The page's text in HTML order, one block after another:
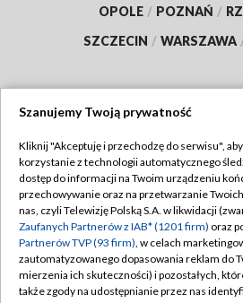
OPOLE / POZNAŃ /
SZCZECIN / WARSZAWA
TVP
Abonament TVP
Emisja w TVP
Centrum informacji TVP
Naziemna Telewizja Cyfrowa
Regulamin
Polityka
Moje zgody
Pomoc
Szanujemy Twoją prywatność
Kliknij "Akceptuję i przechodzę do serwisu",
korzystanie z technologii automatycznego
dostęp do informacji na Twoim urządzeniu
przechowywanie oraz na przetwarzanie
nas, czyli Telewizję Polską S.A. w likwidacji
Zaufanych Partnerów z IAB* (1201 firm) oraz
Partnerów TVP (93 firm), w celach
zautomatyzowanego dopasowania reklam do
mierzenia ich skuteczności) i pozostałych,
także zgody na udostępnianie przez nas